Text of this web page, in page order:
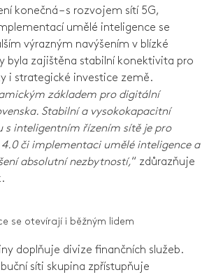
konečná – s rozvojem sítí 5G,
umělé inteligence se
výrazným navýšením v blízké
byla zajištěna stabilní konektivita pro
i strategické investice země.
základem pro digitální
Stabilní a vysokokapacitní
s inteligentním řízením sítě je pro
či implementaci umělé inteligence a
absolutní nezbytností,“ zdůrazňuje
se otevírají i běžným lidem
doplňuje divize finančních služeb.
síti skupina zpřístupňuje